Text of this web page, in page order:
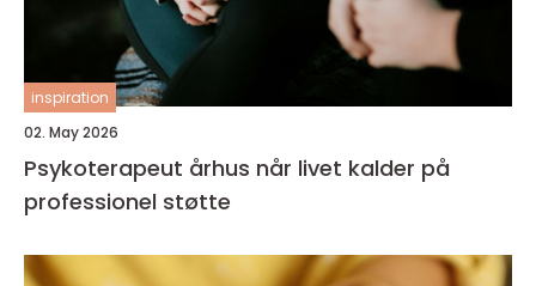
inspiration
02. May 2026
Psykoterapeut århus når livet kalder på
professionel støtte